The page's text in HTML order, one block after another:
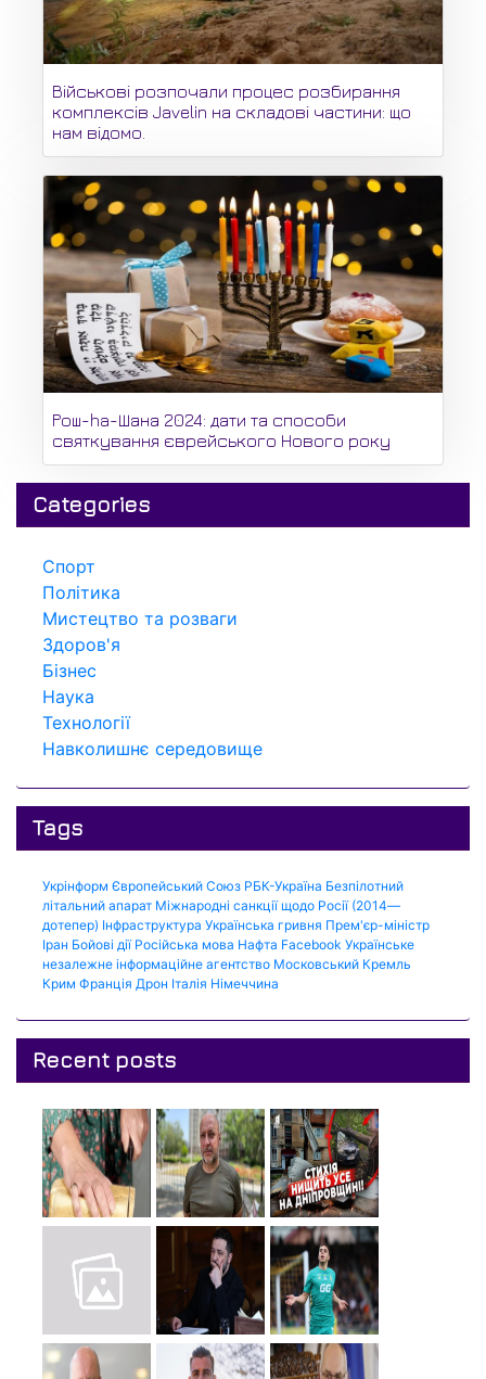
Військові розпочали процес розбирання
комплексів Javelin на складові частини: що
нам відомо.
Рош-ha-Шана 2024: дати та способи
святкування єврейського Нового року
Categories
Спорт
Політика
Мистецтво та розваги
Здоров'я
Бізнес
Наука
Технології
Навколишнє середовище
Tags
Укрінформ Європейський Союз РБК-Україна Безпілотний
літальний апарат Міжнародні санкції щодо Росії (2014—
дотепер) Інфраструктура Українська гривня Прем'єр-міністр
Іран Бойові дії Російська мова Нафта Facebook Українське
незалежне інформаційне агентство Московський Кремль
Крим Франція Дрон Італія Німеччина
Recent posts